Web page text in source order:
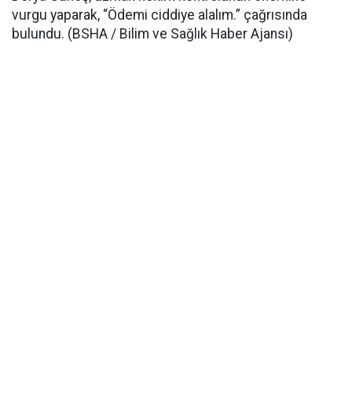
vurgu yaparak, “Ödemi ciddiye alalım.” çağrısında
bulundu. (BSHA / Bilim ve Sağlık Haber Ajansı)